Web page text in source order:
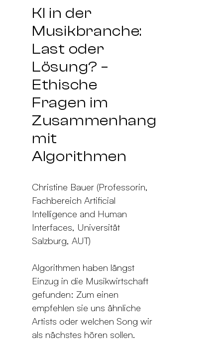
KI in der
Musikbranche:
Last oder
Lösung? –
Ethische
Fragen im
Zusammenhang
mit
Algorithmen
Christine Bauer (Professorin,
Fachbereich Artificial
Intelligence and Human
Interfaces, Universität
Salzburg, AUT)
Algorithmen haben längst
Einzug in die Musikwirtschaft
gefunden: Zum einen
empfehlen sie uns ähnliche
Artists oder welchen Song wir
als nächstes hören sollen.